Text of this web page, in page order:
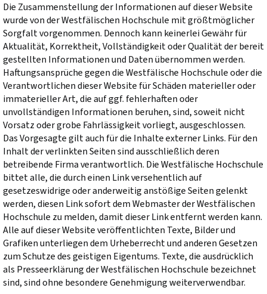
Die Zusammenstellung der Informationen auf dieser Website
wurde von der Westfälischen Hochschule mit größtmöglicher
Sorgfalt vorgenommen. Dennoch kann keinerlei Gewähr für
Aktualität, Korrektheit, Vollständigkeit oder Qualität der bereit
gestellten Informationen und Daten übernommen werden.
Haftungsansprüche gegen die Westfälische Hochschule oder die
Verantwortlichen dieser Website für Schäden materieller oder
immaterieller Art, die auf ggf. fehlerhaften oder
unvollständigen Informationen beruhen, sind, soweit nicht
Vorsatz oder grobe Fahrlässigkeit vorliegt, ausgeschlossen.
Das Vorgesagte gilt auch für die Inhalte externer Links. Für den
Inhalt der verlinkten Seiten sind ausschließlich deren
betreibende Firma verantwortlich. Die Westfälische Hochschule
bittet alle, die durch einen Link versehentlich auf
gesetzeswidrige oder anderweitig anstößige Seiten gelenkt
werden, diesen Link sofort dem Webmaster der Westfälischen
Hochschule zu melden, damit dieser Link entfernt werden kann.
Alle auf dieser Website veröffentlichten Texte, Bilder und
Grafiken unterliegen dem Urheberrecht und anderen Gesetzen
zum Schutze des geistigen Eigentums. Texte, die ausdrücklich
als Presseerklärung der Westfälischen Hochschule bezeichnet
sind, sind ohne besondere Genehmigung weiterverwendbar.